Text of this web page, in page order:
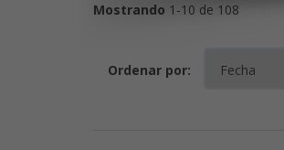
Mostrando 1-10 de 108
Ordenar por: